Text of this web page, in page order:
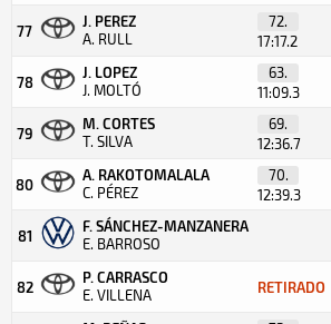
77
J. PEREZ
A. RULL
72.
17:17.2
78
J. LOPEZ
J. MOLTÓ
63.
11:09.3
79
M. CORTES
T. SILVA
69.
12:36.7
80
A. RAKOTOMALALA
C. PÉREZ
70.
12:39.3
81
F. SÁNCHEZ-MANZANERA
E. BARROSO
82
P. CARRASCO
E. VILLENA RETIRADO